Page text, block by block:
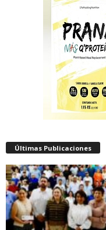
Últimas Publicaciones